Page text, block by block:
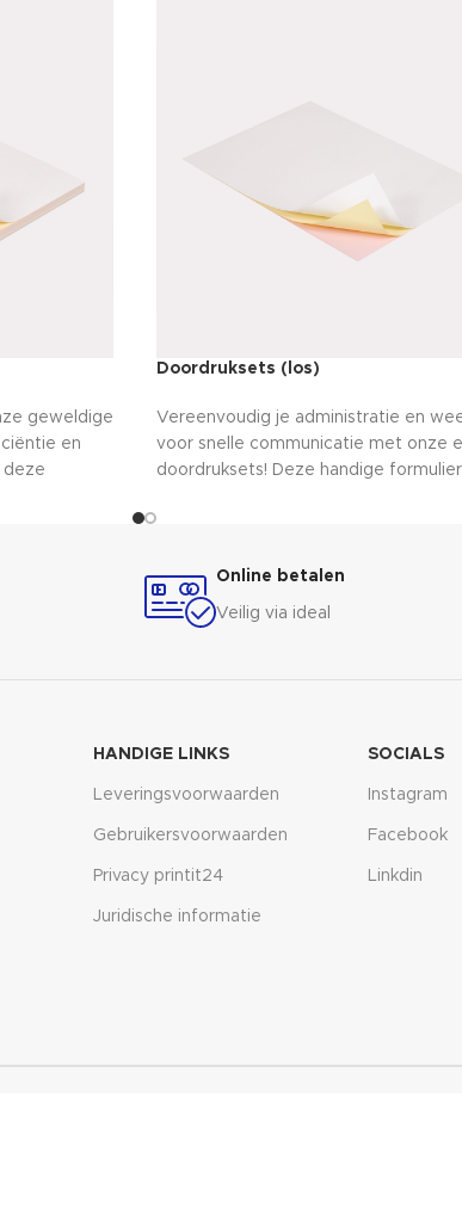
geweldige
en
deze
Maak je
en
het gemak en
Doordruksets (los)
Vereenvoudig je administratie en
voor snelle communicatie met onze
doordruksets! Deze handige
Druk, kopieer en archiveer in stijl met
opwindende doordruksets - jouw
wapen voor soepel zakendoen!
Online betalen
Veilig via ideal
HANDIGE LINKS
Leveringsvoorwaarden
Gebruikersvoorwaarden
Privacy printit24
Juridische informatie
SOCIALS
Instagram
Facebook
Linkdin